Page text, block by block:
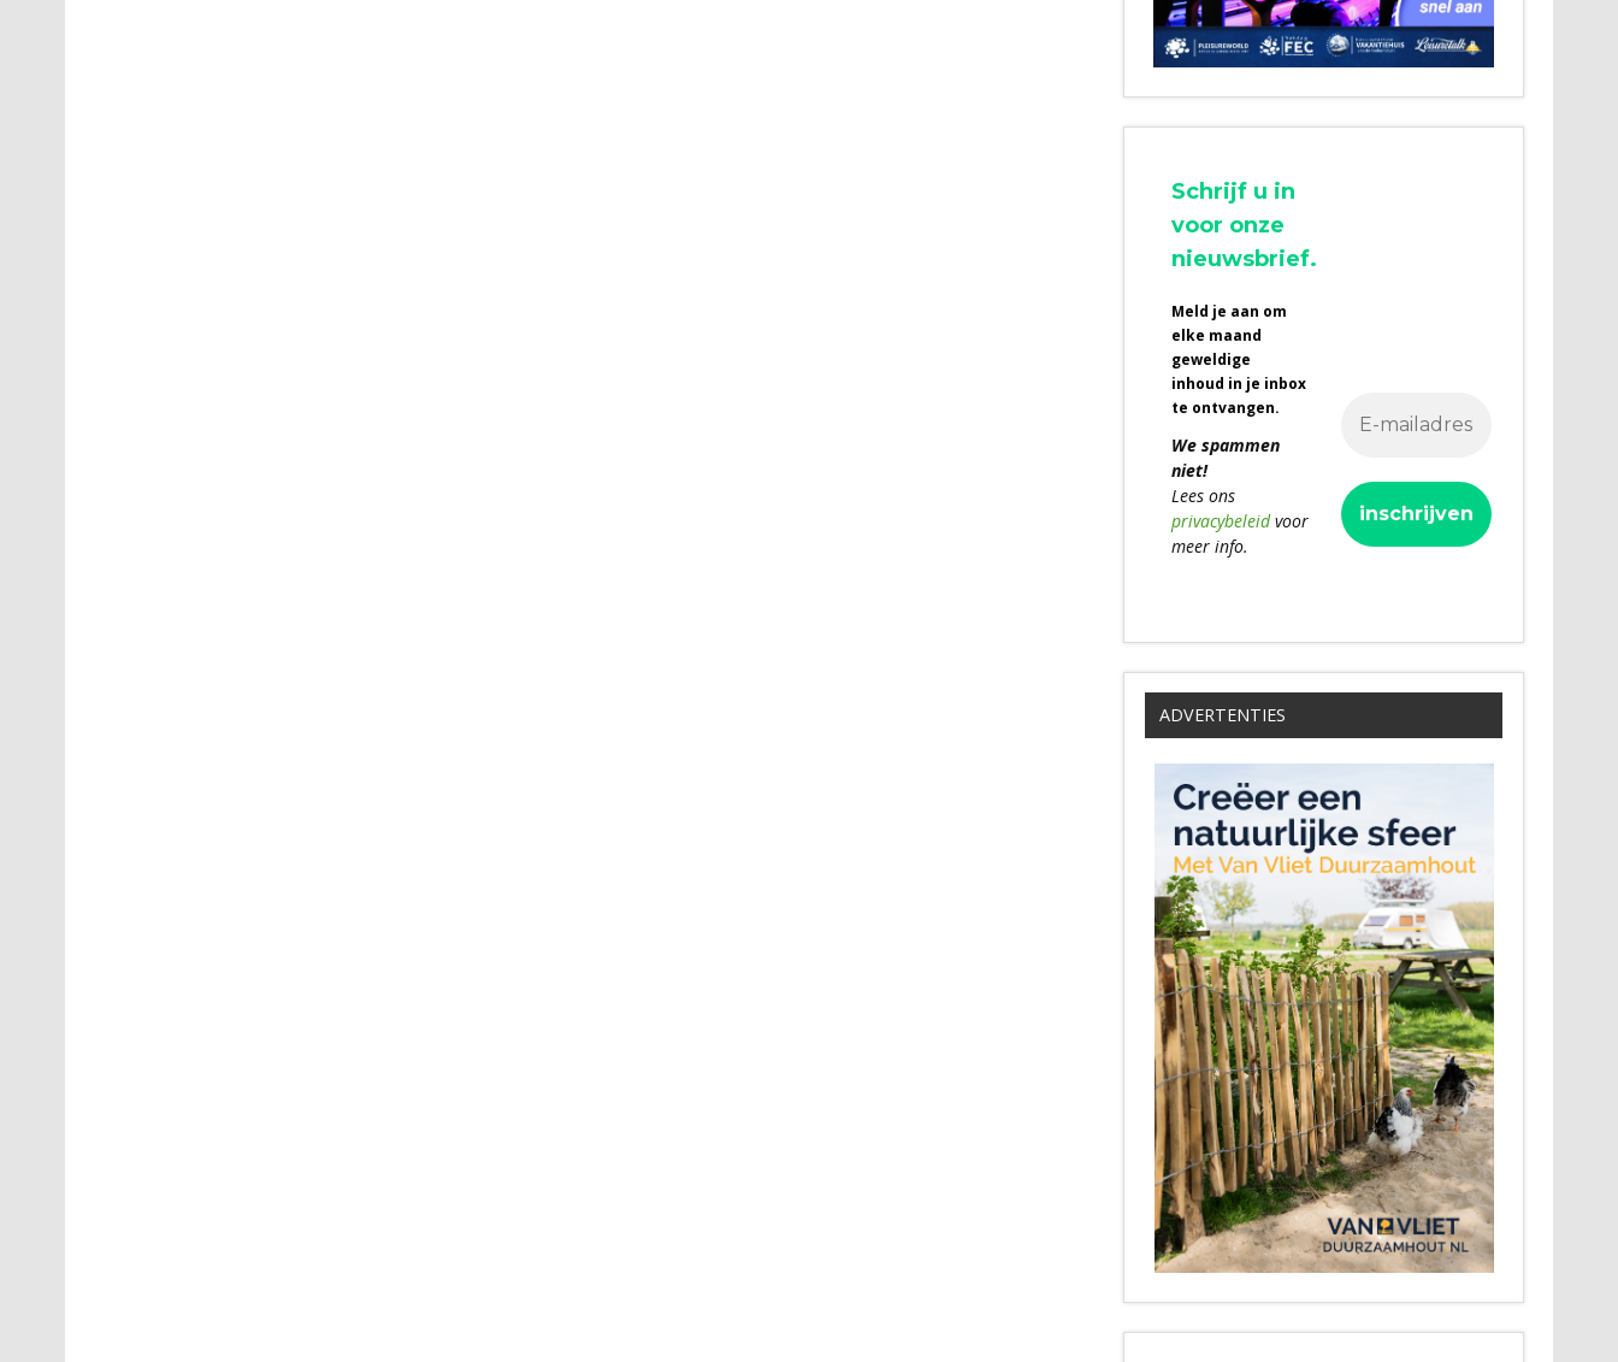
Schrijf u in
voor onze
nieuwsbrief.
Meld je aan om
elke maand
geweldige
inhoud in je inbox
te ontvangen.
We spammen
niet!
Lees ons
privacybeleidvoor
meer info.
ADVERTENTIES